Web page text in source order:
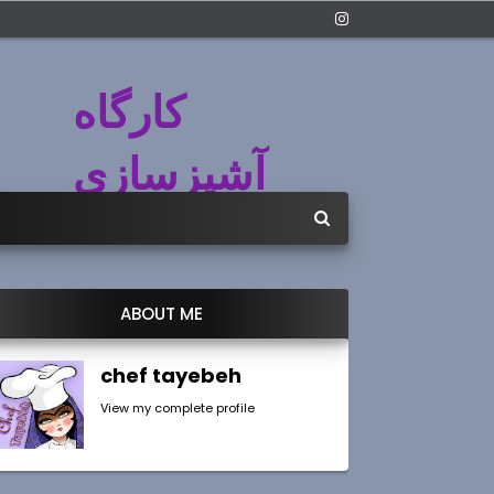
کارگاه
آشپزسازی
ABOUT ME
chef tayebeh
View my complete profile